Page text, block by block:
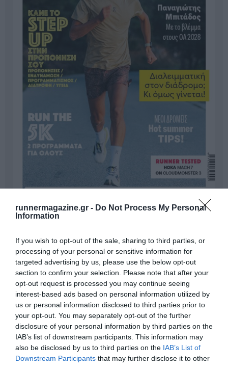
runnermagazine.gr - Do Not Process My Personal
Information
If you wish to opt-out of the sale, sharing to third parties, or
processing of your personal or sensitive information for
targeted advertising by us, please use the below opt-out
section to confirm your selection. Please note that after your
opt-out request is processed you may continue seeing
interest-based ads based on personal information utilized by
us or personal information disclosed to third parties prior to
your opt-out. You may separately opt-out of the further
disclosure of your personal information by third parties on the
IAB’s list of downstream participants. This information may
also be disclosed by us to third parties on the IAB’s List of
Downstream Participants that may further disclose it to other
Βρες το RUNNER!
Όλα τα Τεύχη